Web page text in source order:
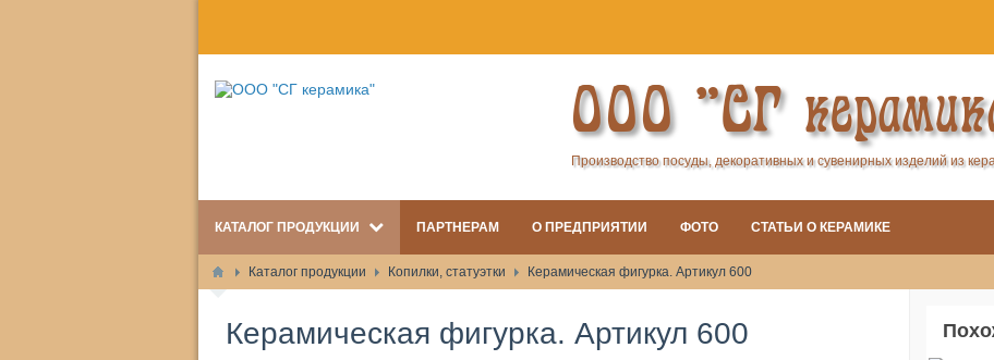
ООО "СГ
Производство посуды, декоративных и сувенирных изделий из
КАТАЛОГ ПРОДУКЦИИ ПАРТНЕРАМ О ПРЕДПРИЯТИИ ФОТО СТАТЬИ О КЕРАМИКЕ
Каталог продукции Копилки, статуэтки Керамическая фигурка. Артикул 600
Керамическая фигурка. Артикул 600